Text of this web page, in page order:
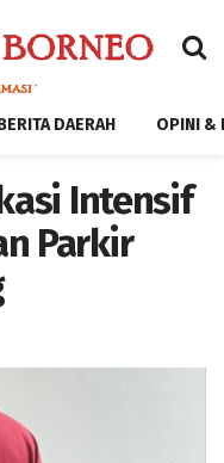
DAERAH OPINI &
Intensif
Parkir